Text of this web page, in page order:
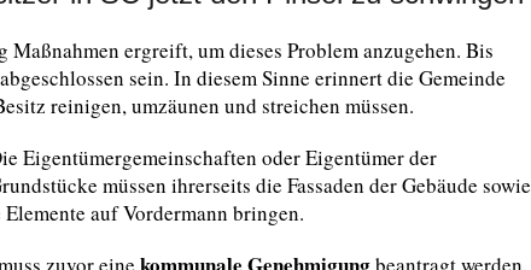
ergreift, um dieses Problem anzugehen. Bis
sein. In diesem Sinne erinnert die Gemeinde
reinigen, umzäunen und streichen müssen.
Eigentümergemeinschaften oder Eigentümer der
müssen ihrerseits die Fassaden der Gebäude sowie
auf Vordermann bringen.
zuvor eine
beantragt werden.